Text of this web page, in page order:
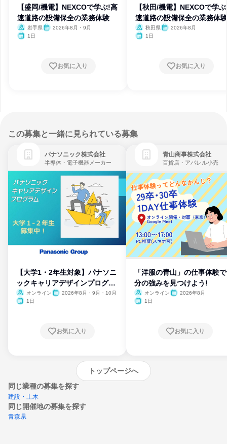
【盛岡/機電】NEXCOで学ぶ!高
速道路の設備保全の業務体験
岩手県
2026年8月・9月
1日
お気に入り
【秋田/機電】NEXCOで学
速道路の設備保全の業務体験
秋田県
2026年8月
1日
お気に入り
この募集と一緒に見られている募集
パナソニック株式会社
半導体・電子機器メーカー
【大学1・2年生対象】パナソニ
ックキャリアデザインプログラ
ム
オンライン
2026年8月・9月・10月
1日
お気に入り
青山商事株式会社
百貨店・アパレル小売
「洋服の青山」の仕事体験
分の強みを見つけよう!
オンライン
2026年8月
1日
お気に入り
トップページへ
同じ業種の募集を探す
建設・土木
同じ開催地の募集を探す
青森県